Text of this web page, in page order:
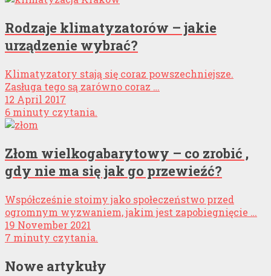
Rodzaje klimatyzatorów – jakie
urządzenie wybrać?
Klimatyzatory stają się coraz powszechniejsze.
Zasługa tego są zarówno coraz …
12 April 2017
6 minuty czytania.
Złom wielkogabarytowy – co zrobić ,
gdy nie ma się jak go przewieźć?
Współcześnie stoimy jako społeczeństwo przed
ogromnym wyzwaniem, jakim jest zapobiegnięcie …
19 November 2021
7 minuty czytania.
Nowe artykuły